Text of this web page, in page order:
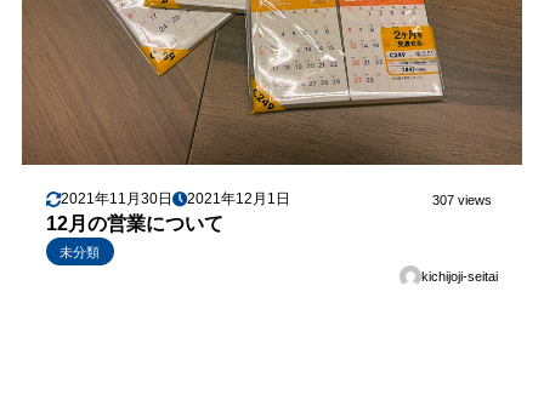
2021年11月30日 2021年12月1日 307 views
12月の営業について
未分類
kichijoji-seitai